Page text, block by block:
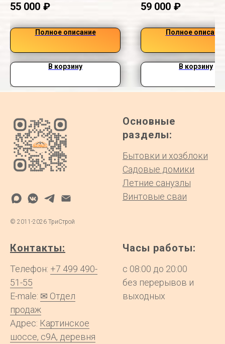
55 000 ₽
Полное описание
В корзину
59 000 ₽
Полное
В корзину
© 2011-2026 ТриСтрой
Основные
разделы:
Бытовки и хозблоки
Садовые домики
Летние санузлы
Винтовые сваи
Контакты:
Телефон: +7 499 490-
51-55
E-male: ✉ Отдел
продаж
Адрес: Картинское
шоссе, с9А, деревня
Часы работы:
с 08:00 до 20:00
без перерывов и
выходных